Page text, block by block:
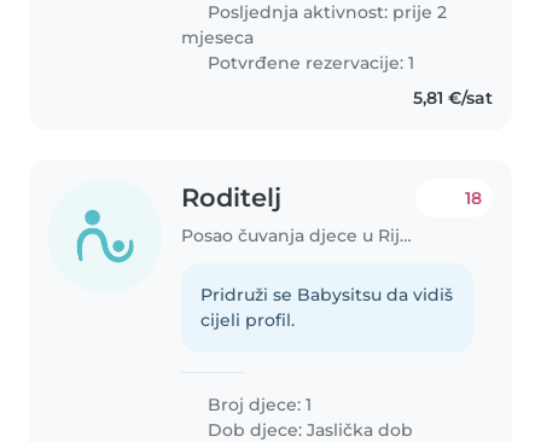
Posljednja aktivnost: prije 2
mjeseca
Potvrđene rezervacije: 1
5,81 €/sat
Roditelj
Posao čuvanja djece u Rijeka
18
Pridruži se Babysitsu da vidiš
cijeli profil.
Broj djece: 1
Dob djece:Jaslička dob